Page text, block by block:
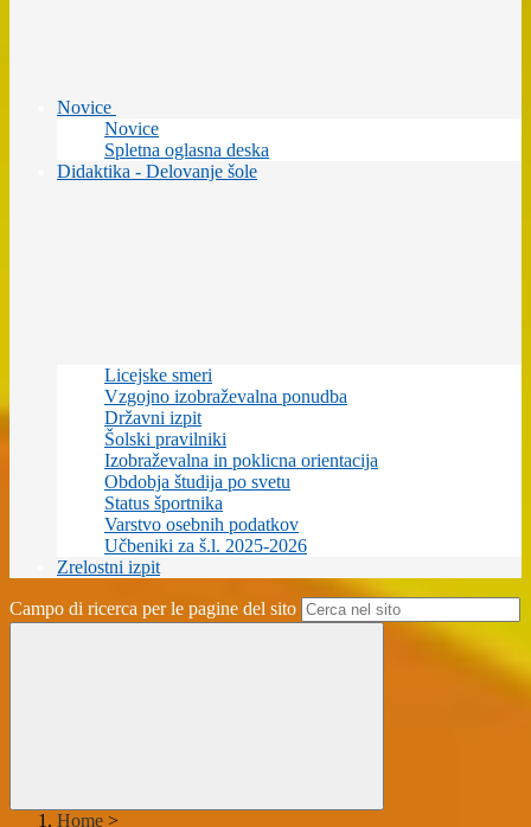
Novice
Novice
Spletna oglasna deska
Didaktika - Delovanje šole
Licejske smeri
Vzgojno izobraževalna ponudba
Državni izpit
Šolski pravilniki
Izobraževalna in poklicna orientacija
Obdobja študija po svetu
Status športnika
Varstvo osebnih podatkov
Učbeniki za š.l. 2025-2026
Zrelostni izpit
Campo di ricerca per le pagine del sito
Home >